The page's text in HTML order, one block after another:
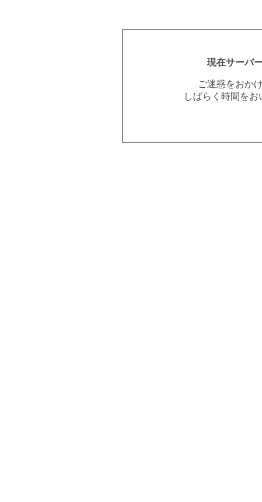
現在サーバ
ご迷惑をおか
しばらく時間を